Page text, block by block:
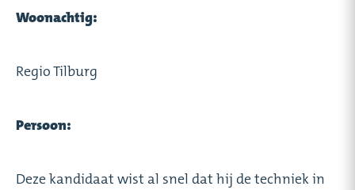
Woonachtig:
Regio Tilburg
Persoon:
Deze kandidaat wist al snel dat hij de techniek in